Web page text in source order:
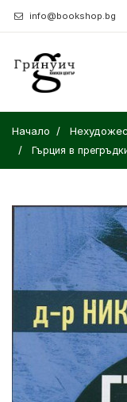
info@bookshop.bg
Начало
Гърция в